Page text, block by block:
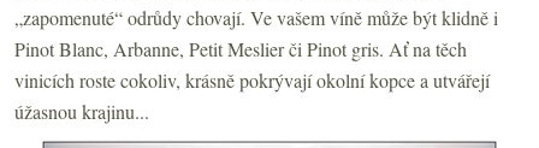
„zapomenuté“ odrůdy chovají. Ve vašem víně může být klidně i
Pinot Blanc, Arbanne, Petit Meslier či Pinot gris. Ať na těch
vinicích roste cokoliv, krásně pokrývají okolní kopce a utvářejí
úžasnou krajinu...